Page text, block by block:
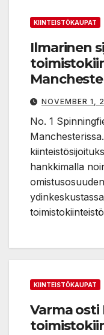
KIINTEISTÖKAUPAT
Ilmarinen
NOVEMBER 1,
No. 1
hankkimalla
KIINTEISTÖKAUPAT
Varma osti